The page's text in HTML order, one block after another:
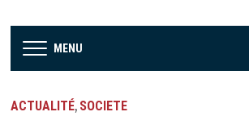
MENU
ACTUALITÉ, SOCIETE